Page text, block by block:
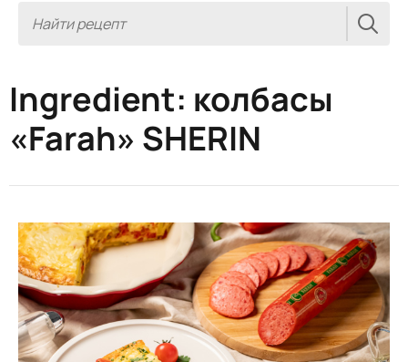
Ingredient: колбасы
«Farah» SHERIN